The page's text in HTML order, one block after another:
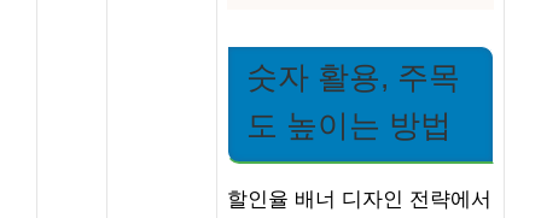
숫자 활용, 주목
도 높이는 방법
할인율 배너 디자인 전략에서